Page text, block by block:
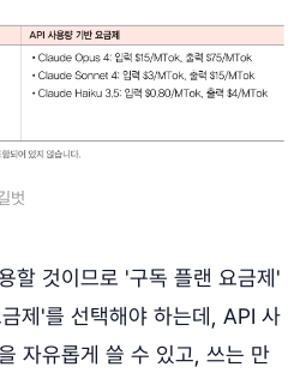
벗
할 것이므로 '구독 플랜 요금제'
제'를 선택해야 하는데, API 사
자유롭게 쓸 수 있고, 쓰는 만